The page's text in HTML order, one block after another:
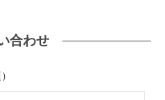
合わせ